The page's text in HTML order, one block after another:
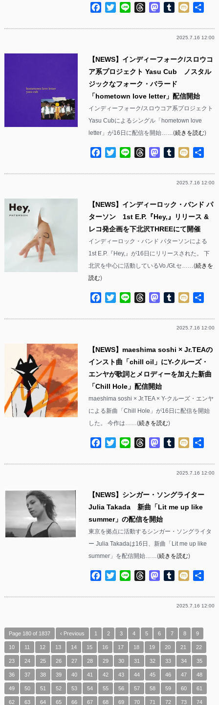
Facebook
TwitterLine ThreadsMastodon
Tumblr
Mixi
2025.7.16 12:00
【NEWS】インディーフォーク/スロウコ
ア系プロジェクト Yasu Cub ノスタル
ジックなフォーク・バラード
「hometown love letter」配信開始
インディーフォーク/スロウコア系プロジェクト
Yasu Cubによるシングル「hometown love
letter」が16日に配信を開始……(続きを読む)
Facebook
TwitterLine ThreadsMastodon
Tumblr
Mixi
2025.7.16 12:00
【NEWS】インディーロック・バンド パ
ターソン 1st E.P.『Hey,』リリース &
レコ発企画を下北沢THREEにて開催
インディーロック・バンド パターソンによる
1st E.P.『Hey,』が16日にリリースされた。 下
北沢を中心に活動しているVo./Gt.セ……(続きを
読む)
Facebook
TwitterLine ThreadsMastodon
Tumblr
Mixi
2025.7.16 12:00
【NEWS】maeshima soshi × Jr.TEAの
インスト曲「chill oil」にY-クルーズ・
エンヤが歌詞とメロディーを加えた新曲
「Chill Hole」配信開始
maeshima soshi × Jr.TEA × Y-クルーズ・エンヤ
による新曲「Chill Hole」が16日に配信を開始
した。 今作は……(続きを読む)
Facebook
TwitterLine ThreadsMastodon
Tumblr
Mixi
2025.7.16 12:00
【NEWS】シンガー・ソングライター
Julia Takada 新曲「Lit me up like
summer」の配信を開始
東京を拠点に活動するシンガー・ソングライタ
ー Julia Takadaは16日、新曲「Lit me up like
summer」を配信開始……(続きを読む)
Facebook
TwitterLine ThreadsMastodon
Tumblr
Mixi
2025.7.16 12:00
Page 180 of 1837 ‹ Previous 1 2 3 4 5 6 7 8 9
10 11 12 13 14 15 16 17 18 19 20 21 22
23 24 25 26 27 28 29 30 31 32 33 34 35
36 37 38 39 40 41 42 43 44 45 46 47 48
49 50 51 52 53 54 55 56 57 58 59 60 61
62 63 64 65 66 67 68 69 70 71 72 73 74